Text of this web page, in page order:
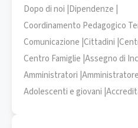
Dopo di noi | Dipendenze |
Coordinamento Pedagogico
Comunicazione | Cittadini |
Centro Famiglie | Assegno di
Amministratori |
Adolescenti e giovani |